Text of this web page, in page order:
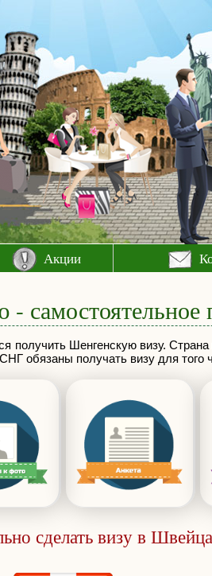
Акции
самостоятельное
Шенгенскую визу.
обязаны получать визу для того
сделать визу в